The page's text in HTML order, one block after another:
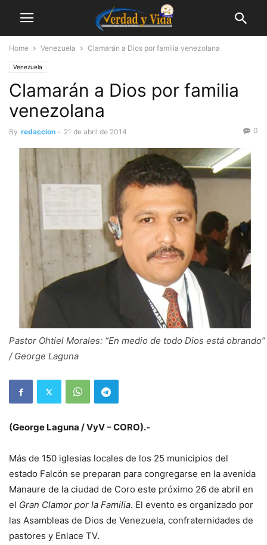
Home Venezuela Clamarán a Dios por familia venezolana
Venezuela
Clamarán a Dios por familia
venezolana
By redaccion - 21 de abril de 2014 0
Pastor Ohtiel Morales: “En medio de todo Dios está obrando”
/ George Laguna
(George Laguna / VyV – CORO).-
Más de 150 iglesias locales de los 25 municipios del
estado Falcón se preparan para congregarse en la avenida
Manaure de la ciudad de Coro este próximo 26 de abril en
el Gran Clamor por la Familia. El evento es organizado por
las Asambleas de Dios de Venezuela, confraternidades de
pastores y Enlace TV.